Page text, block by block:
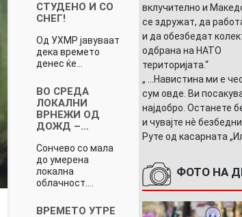
СТУДЕНО И СО
СНЕГ!
Од УХМР јавуваат
дека времето
денес ќе…
ВО СРЕДА
ЛОКАЛНИ
ВРНЕЖИ ОД
ДОЖД –…
Сончево со мала
до умерена
локална
облачност.…
ВРЕМЕТО УТРЕ
вклучително и
се здружат, да
и да обезбедат
одбрана на НАТО
територијата.“
„ ...Навистина ми е
сум овде. Ви
најдобро. Останете
и чувајте нè
Руте од касарната
ФОТО НА